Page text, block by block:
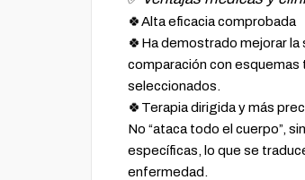
🍀Alta eficacia comprobada
🍀Ha demostrado mejorar
comparación con
seleccionados.
🍀Terapia dirigida y más
No “ataca todo el cuerpo”,
específicas, lo que se
enfermedad.